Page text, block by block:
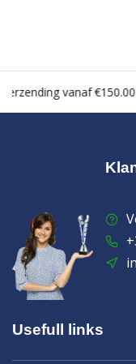
vanaf €150.00
Usefull links